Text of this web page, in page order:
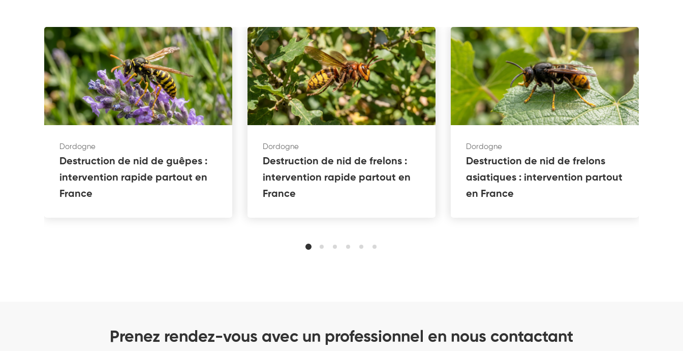
Dordogne
Destruction de nid de guêpes :
intervention rapide partout en
France
Dordogne
Destruction de nid de frelons :
intervention rapide partout en
France
Dordogne
Destruction de nid de frelons
asiatiques : intervention partout
en France
Prenez rendez-vous avec un professionnel en nous contactant